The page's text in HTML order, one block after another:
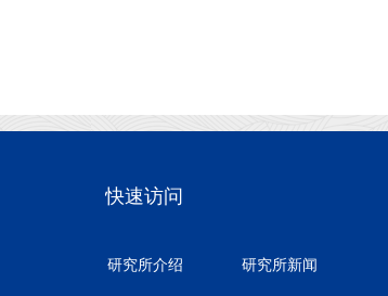
快速访问
研究所介绍 研究所新闻